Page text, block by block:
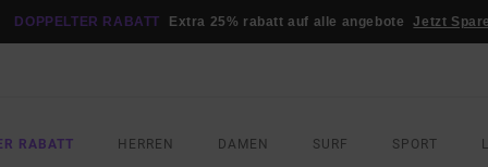
DOPPELTER RABATT Extra 25% rabatt auf alle angebote Jetzt
RABATT HERREN DAMEN SURF SPORT